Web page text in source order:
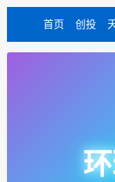
首页 创投